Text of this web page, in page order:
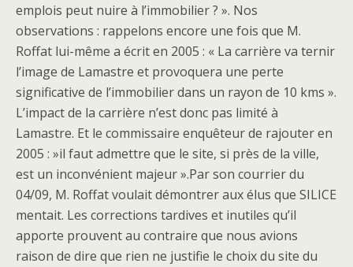
emplois peut nuire à l’immobilier ? ». Nos
observations : rappelons encore une fois que M.
Roffat lui-même a écrit en 2005 : « La carrière va ternir
l’image de Lamastre et provoquera une perte
significative de l’immobilier dans un rayon de 10 kms ».
L’impact de la carrière n’est donc pas limité à
Lamastre. Et le commissaire enquêteur de rajouter en
2005 : »il faut admettre que le site, si près de la ville,
est un inconvénient majeur ».Par son courrier du
04/09, M. Roffat voulait démontrer aux élus que SILICE
mentait. Les corrections tardives et inutiles qu’il
apporte prouvent au contraire que nous avions
raison de dire que rien ne justifie le choix du site du